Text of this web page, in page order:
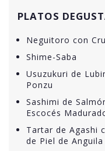
PLATOS
Neguitoro con
Shime-Saba
Usuzukuri de
Ponzu
Sashimi de
Escocés
Tartar de Agashi
de Piel de